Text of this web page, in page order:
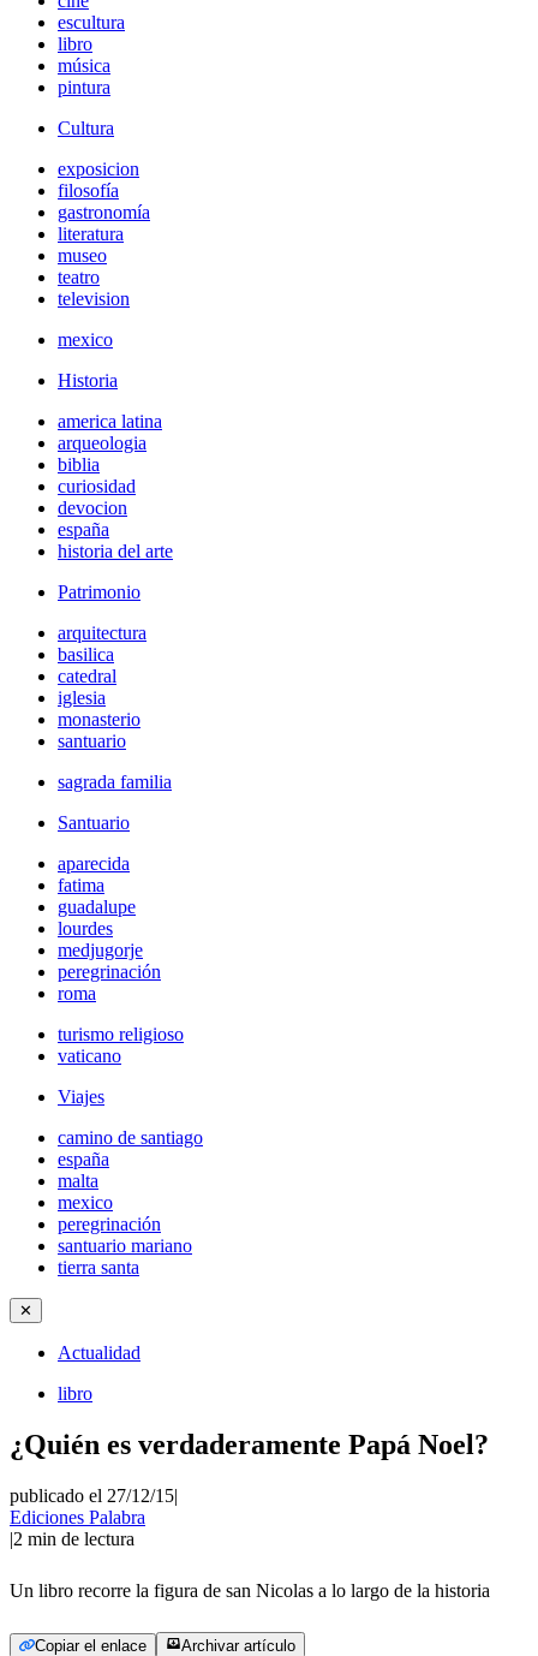
escultura
libro
música
pintura
Cultura
exposicion
filosofía
gastronomía
literatura
museo
teatro
television
mexico
Historia
america latina
arqueologia
biblia
curiosidad
devocion
españa
historia del arte
Patrimonio
arquitectura
basilica
catedral
iglesia
monasterio
santuario
sagrada familia
Santuario
aparecida
fatima
guadalupe
lourdes
medjugorje
peregrinación
roma
turismo religioso
vaticano
Viajes
camino de santiago
españa
malta
mexico
peregrinación
santuario mariano
tierra santa
✕
Actualidad
libro
¿Quién es verdaderamente Papá Noel?
publicado el 27/12/15|
Ediciones Palabra
|2 min de lectura
Un libro recorre la figura de san Nicolas a lo largo de la historia
Copiar el enlace Archivar artículo